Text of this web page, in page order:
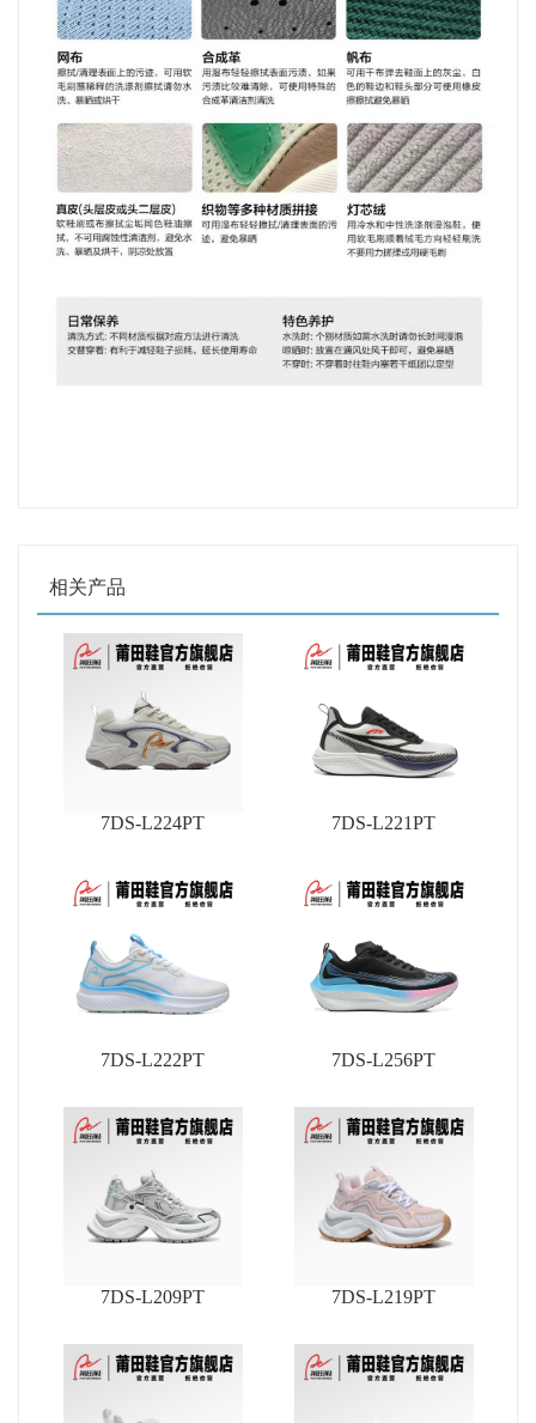
相关产品
7DS-L224PT 7DS-L221PT
7DS-L222PT 7DS-L256PT
7DS-L209PT 7DS-L219PT